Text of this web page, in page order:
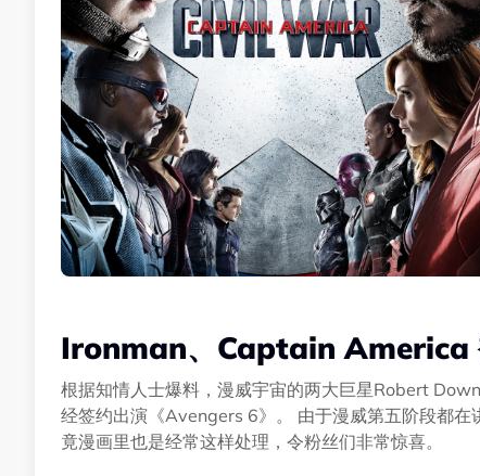
Ironman、Captain America
根据知情人士爆料，漫威宇宙的两大巨星Robert
经签约出演《Avengers 6》。 由于漫威第五阶段都
竟漫画里也是经常这样处理，令粉丝们非常惊喜。